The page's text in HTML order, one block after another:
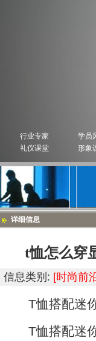
行业专家
学员
礼仪课堂 形象
详细信息
t恤怎么穿
信息类别: [时尚前
T恤搭配迷
T恤搭配迷你